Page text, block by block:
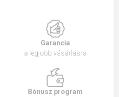
Garancia
a legjobb vásárlásra
Bónusz program